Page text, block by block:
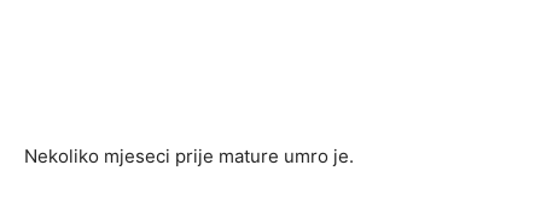
Nekoliko mjeseci prije mature umro je.